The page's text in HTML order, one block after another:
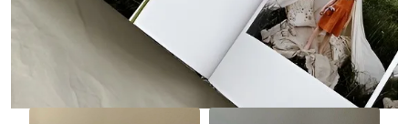
• Загрузка фото и текста
• Выбор цвета фона
• Загрузка фото и текста